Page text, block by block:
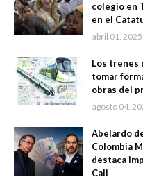
colegio en
en el
abril 01, 2025
Los trenes
tomar
obras del
agosto 04,
Abelardo
Colombia
destaca
Cali